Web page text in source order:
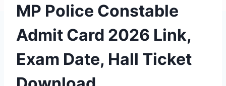
MP Police Constable
Admit Card 2026 Link,
Exam Date, Hall Ticket